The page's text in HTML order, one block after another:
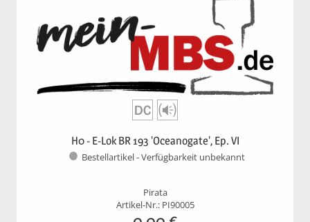
H0 - E-Lok BR 193 'Oceanogate', Ep. VI
Bestellartikel - Verfügbarkeit unbekannt
Pirata
Artikel-Nr.: PI90005